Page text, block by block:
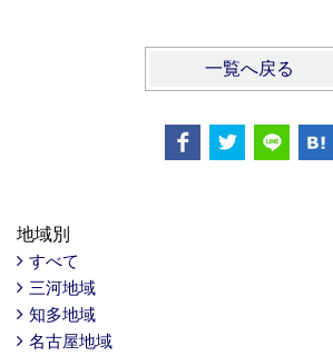
一覧へ戻る
地域別
すべて
三河地域
知多地域
名古屋地域